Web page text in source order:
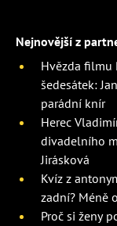
Nejnovější z
Hvězda filmu
šedesátek:
parádní knír
Herec
divadelního
Jirásková
Kvíz z
zadní? Méně
Proč si ženy